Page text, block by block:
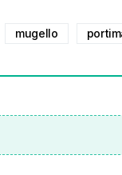
mugello